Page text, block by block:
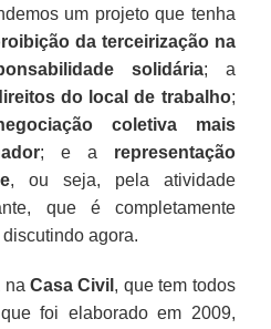
um projeto que tenha
da terceirização na
solidária; a
do local de trabalho;
coletiva mais
; e a representação
, ou seja, pela atividade
que é completamente
agora.
na Casa Civil , que tem todos
foi elaborado em 2009,